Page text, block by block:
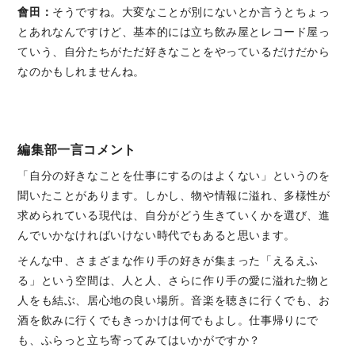
會田： そうですね。大変なことが別にないとか言うとちょっ
とあれなんですけど、基本的には立ち飲み屋とレコード屋っ
ていう、自分たちがただ好きなことをやっているだけだから
なのかもしれませんね。
編集部一言コメント
「自分の好きなことを仕事にするのはよくない」というのを
聞いたことがあります。しかし、物や情報に溢れ、多様性が
求められている現代は、自分がどう生きていくかを選び、進
んでいかなければいけない時代でもあると思います。
そんな中、さまざまな作り手の好きが集まった「えるえふ
る」という空間は、人と人、さらに作り手の愛に溢れた物と
人をも結ぶ、居心地の良い場所。音楽を聴きに行くでも、お
酒を飲みに行くでもきっかけは何でもよし。仕事帰りにで
も、ふらっと立ち寄ってみてはいかがですか？